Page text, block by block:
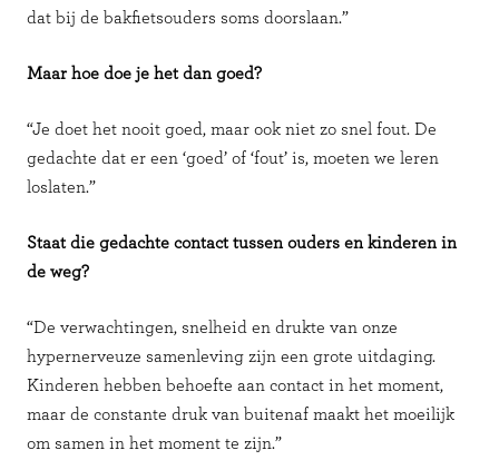
dat bij de bakfietsouders soms doorslaan.”
Maar hoe doe je het dan goed?
“Je doet het nooit goed, maar ook niet zo snel fout. De
gedachte dat er een ‘goed’ of ‘fout’ is, moeten we leren
loslaten.”
Staat die gedachte contact tussen ouders en kinderen in
de weg?
“De verwachtingen, snelheid en drukte van onze
hypernerveuze samenleving zijn een grote uitdaging.
Kinderen hebben behoefte aan contact in het moment,
maar de constante druk van buitenaf maakt het moeilijk
om samen in het moment te zijn.”